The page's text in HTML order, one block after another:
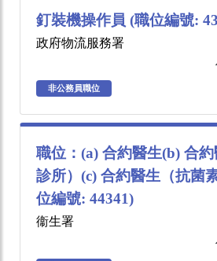
釘裝機操作員 (職位編號:
政府物流服務署
非公務員職位
職位：(a) 合約醫生(b) 合
診所）(c) 合約醫生（抗菌
位編號: 44341)
衞生署